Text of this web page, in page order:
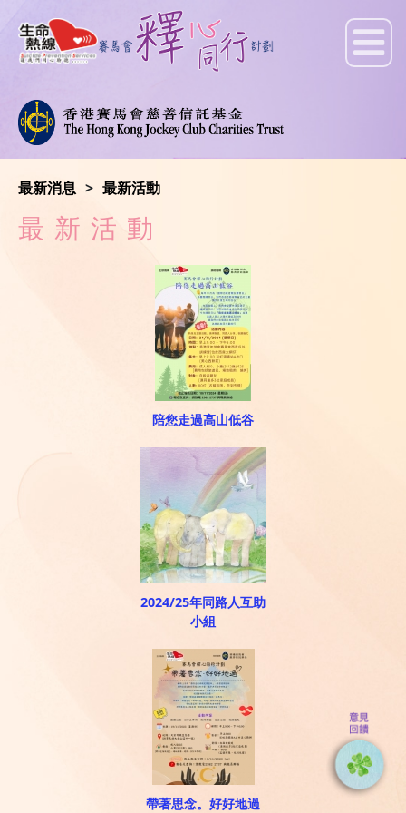
最新消息 最新活動
最新活動
陪您走過高山低谷
2024/25年同路人互助
小組
帶著思念。好好地過